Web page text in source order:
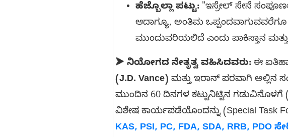
ಹೆಜ್ಬೊಲ್ಲಾ ಪಟ್ಟು: "ಇಸ್ರೇಲ್ ಸೇನೆ
ಆದಾಗ್ಯೂ, ಅಂತಿಮ
ಮುಂದುವರಿಯಲಿದೆ ಎಂದು ಪಾಕಿಸ್ತಾನ
➤ ನಿಯೋಗದ ನೇತೃತ್ವ ವಹಿಸಿದವರು: ಈ
(J.D. Vance) ಮತ್ತು ಇರಾನ್ ಪರವಾಗಿ ಅಲ್ಲಿನ
ಮುಂದಿನ 60 ದಿನಗಳ ಕಟ್ಟುನಿಟ್ಟಿನ ಗಡುವಿನೊಳಗೆ
ವಿಶೇಷ ಕಾರ್ಯಪಡೆಯೊಂದನ್ನು (Special Task
KAS, PSI, PC, FDA, SDA, RRB, PDO